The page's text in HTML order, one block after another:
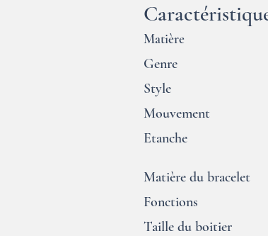
Matière
Genre
Style
Mouvement
Etanche
Matière du bracelet
Fonctions
Taille du boitier